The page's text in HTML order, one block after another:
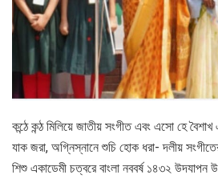
কন্ঠে কন্ঠ মিলিয়ে জাতীয় সংগীত এবং এসো হে
যাক জরা, অগ্নিস্নানে শুচি হোক ধরা- দলীয়
শিশু একাডেমী চত্বরে বাংলা নববর্ষ ১৪৩২ উদযাপন